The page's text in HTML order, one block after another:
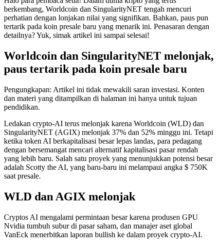
berkembang, Worldcoin dan SingularityNET tengah mencuri
perhatian dengan lonjakan nilai yang signifikan. Bahkan, paus pun
tertarik pada koin presale baru yang menarik ini. Penasaran dengan
detailnya? Yuk, simak artikel ini sampai selesai!
Worldcoin dan SingularityNET melonjak,
paus tertarik pada koin presale baru
Pengungkapan: Artikel ini tidak mewakili saran investasi. Konten
dan materi yang ditampilkan di halaman ini hanya untuk tujuan
pendidikan.
Ledakan crypto-AI terus melonjak karena Worldcoin (WLD) dan
SingularityNET (AGIX) melonjak 37% dan 52% minggu ini. Tetapi
ketika token AI berkapitalisasi besar lepas landas, para pedagang
dengan bersemangat mencari alternatif kapitalisasi pasar rendah
yang lebih baru. Salah satu proyek yang menunjukkan potensi besar
adalah Scotty the AI, yang baru-baru ini melampaui angka $ 750K
saat presale.
WLD dan AGIX melonjak
Cryptos AI mengalami permintaan besar karena produsen GPU
Nvidia tumbuh subur di pasar saham, dan manajer aset global
VanEck menerbitkan laporan bullish ke dalam proyek crypto-AI.